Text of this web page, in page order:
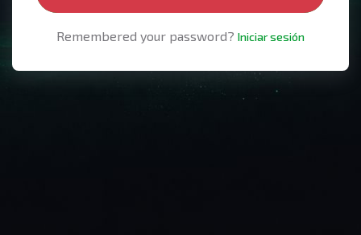
Remembered your password? Iniciar sesión